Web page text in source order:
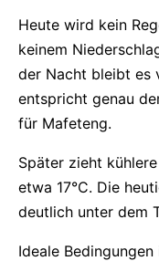
Heute wird kein
keinem
der Nacht bleibt es
entspricht genau
für Mafeteng.
Später zieht
etwa 17°C. Die
deutlich unter dem
Ideale